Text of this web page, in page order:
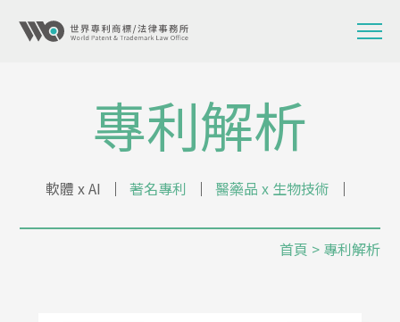
專利解析
軟體 x AI │ 著名專利 │ 醫藥品 x 生物技術 │
首頁 > 專利解析